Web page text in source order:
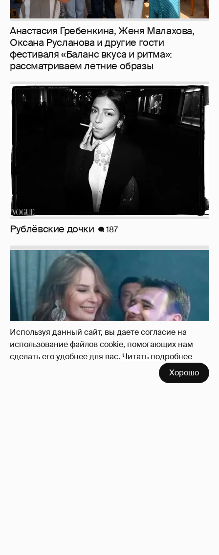
Используя данный сайт, вы даете согласие на
использование файлов cookie, помогающих нам
сделать его удобнее для вас. Читать подробнее
Хорошо
Рублёвские дочки 187
Неужели правда?